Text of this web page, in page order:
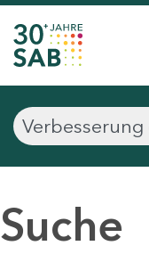
Suche